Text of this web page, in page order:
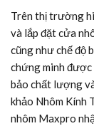
Trên thị trường
và lắp đặt cửa
cũng như chế độ
chứng minh được
bảo chất lượng
khảo Nhôm Kính
nhôm Maxpro